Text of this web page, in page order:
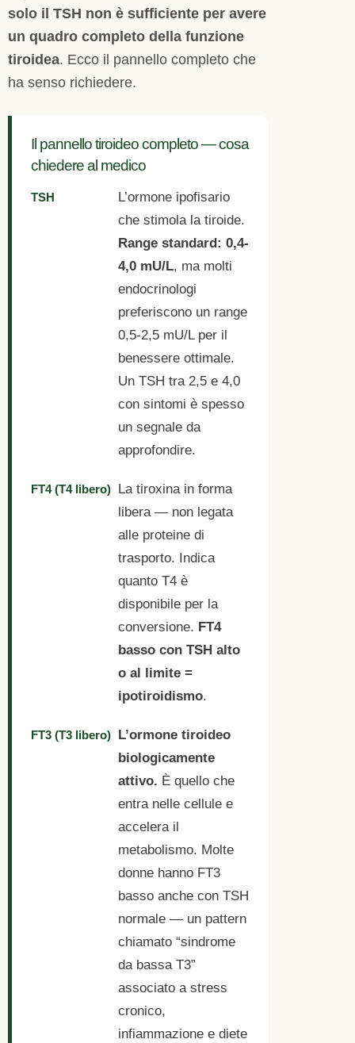
solo il TSH non è sufficiente per avere
un quadro completo della funzione
tiroidea. Ecco il pannello completo che
ha senso richiedere.
Il pannello tiroideo completo — cosa
chiedere al medico
TSH
L’ormone ipofisario
che stimola la tiroide.
Range standard: 0,4-
4,0 mU/L, ma molti
endocrinologi
preferiscono un range
0,5-2,5 mU/L per il
benessere ottimale.
Un TSH tra 2,5 e 4,0
con sintomi è spesso
un segnale da
approfondire.
FT4 (T4 libero) La tiroxina in forma
libera — non legata
alle proteine di
trasporto. Indica
quanto T4 è
disponibile per la
conversione. FT4
basso con TSH alto
o al limite =
ipotiroidismo.
FT3 (T3 libero) L’ormone tiroideo
biologicamente
attivo. È quello che
entra nelle cellule e
accelera il
metabolismo. Molte
donne hanno FT3
basso anche con TSH
normale — un pattern
chiamato “sindrome
da bassa T3”
associato a stress
cronico,
infiammazione e diete